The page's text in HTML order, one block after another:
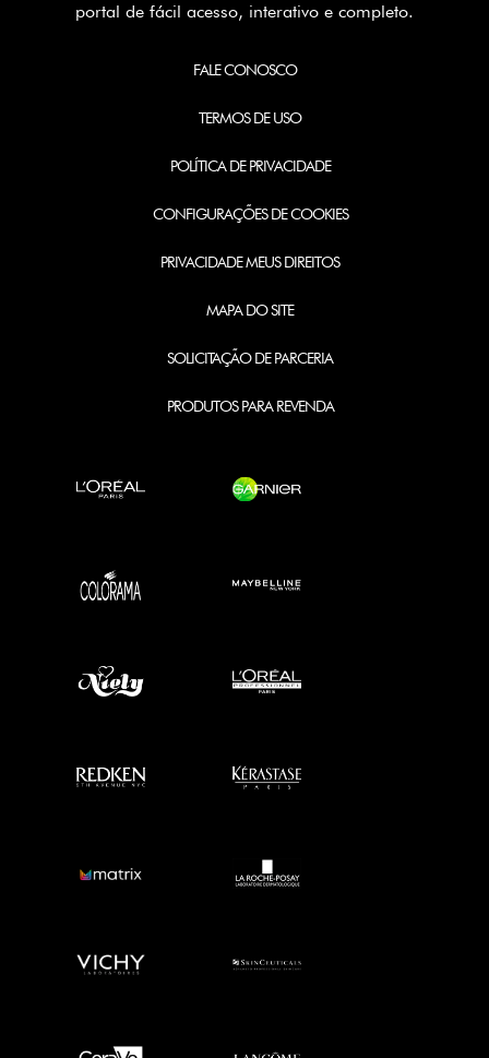
portal de fácil acesso, interativo e completo.
FALE CONOSCO
TERMOS DE USO
POLÍTICA DE PRIVACIDADE
CONFIGURAÇÕES DE COOKIES
PRIVACIDADE MEUS DIREITOS
MAPA DO SITE
SOLICITAÇÃO DE PARCERIA
PRODUTOS PARA REVENDA